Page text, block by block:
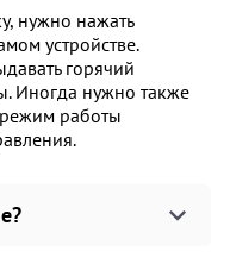
нужно нажать
устройстве.
горячий
Иногда нужно также
режим работы